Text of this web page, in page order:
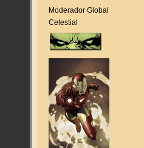
Moderador Global
Celestial